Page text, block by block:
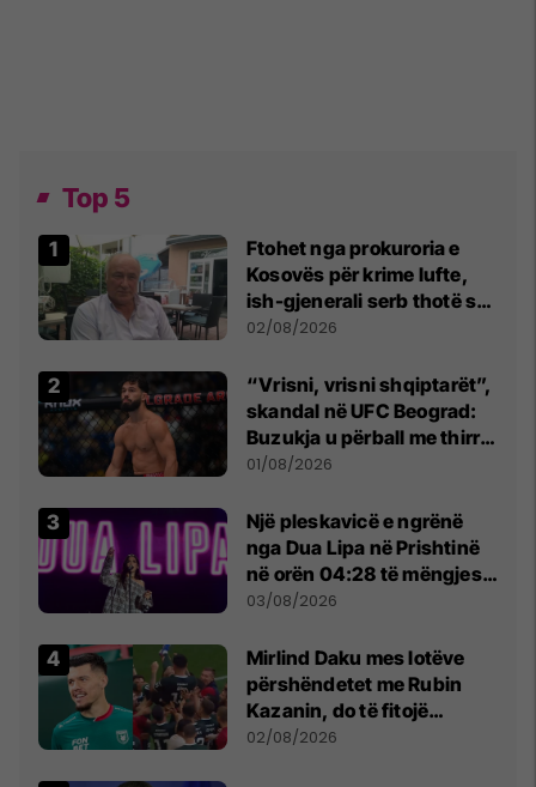
Top 5
Ftohet nga prokuroria e
Kosovës për krime lufte,
ish-gjenerali serb thotë se
dikush e tradhtoi në
02/08/2026
“Vrisni, vrisni shqiptarët”,
skandal në UFC Beograd:
Buzukja u përball me thirrje
anti-shqiptare nga
01/08/2026
Një pleskavicë e ngrënë
nga Dua Lipa në Prishtinë
në orën 04:28 të mëngjesit
- dhe bota digjitale serbe
03/08/2026
Mirlind Daku mes lotëve
përshëndetet me Rubin
Kazanin, do të fitojë
miliona te Spartak Moska
02/08/2026